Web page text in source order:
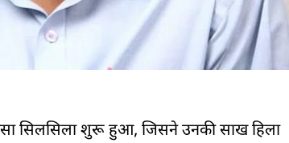
ऐसा सिलसिला शुरू हुआ, जिसने उनकी साख हिला